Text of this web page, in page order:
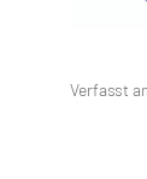
Verfasst